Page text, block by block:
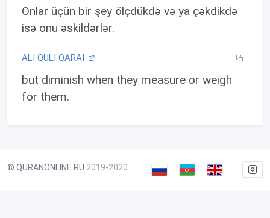
Onlar üçün bir şey ölçdükdə və ya çəkdikdə
isə onu əskildərlər.
ALI QULI QARAI
but diminish when they measure or weigh
for them.
© QURANONLINE.RU 2019-2020